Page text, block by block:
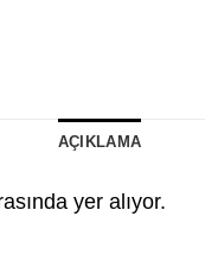
AÇIKLAMA
yer alıyor.